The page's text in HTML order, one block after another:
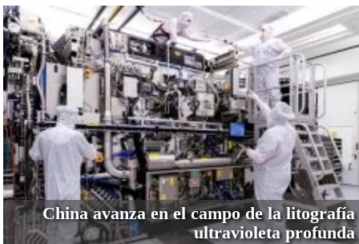
China avanza en el campo de la litografía
ultravioleta profunda